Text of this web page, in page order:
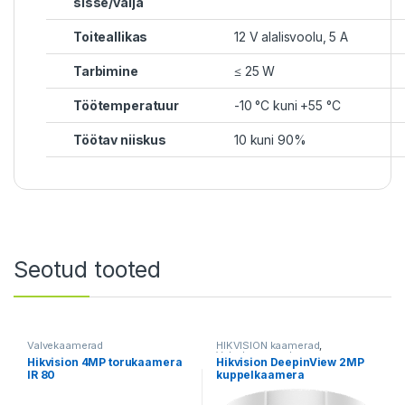
Toiteallikas 12 V alalisvoolu, 5 A
Tarbimine ≤ 25 W
Töötemperatuur -10 °C kuni +55 °C
Töötav niiskus 10 kuni 90%
Seotud tooted
Valvekaamerad
Hikvision 4MP torukaamera
IR 80
HIKVISION kaamerad,
Valvekaamerad
Hikvision DeepinView 2MP
kuppelkaamera